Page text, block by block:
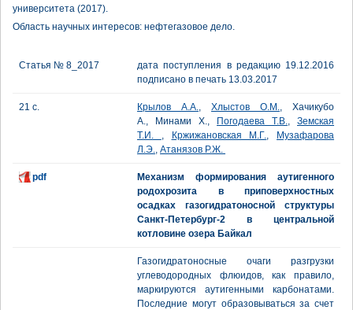
университета (2017).
Область научных интересов: нефтегазовое дело.
Статья № 8_2017
дата поступления в редакцию 19.12.2016
подписано в печать 13.03.2017
21 с. Крылов А.А., Хлыстов О.М., Хачикубо
А., Минами Х.,
Погодаева Т.В., Земская
Т.И. , Кржижановская М.Г.,
Музафарова
Л.Э., Атанязов Р.Ж.
pdf
Механизм формирования аутигенного
родохрозита в приповерхностных
осадках газогидратоносной структуры
Санкт-Петербург-2 в центральной
котловине озера Байкал
Газогидратоносные очаги разгрузки
углеводородных флюидов, как правило,
маркируются аутигенными карбонатами.
Последние могут образовываться за счет